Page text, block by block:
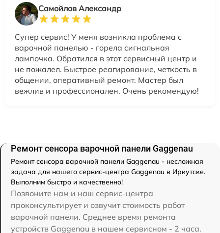
Самойлов Александр
Супер сервис! У меня возникла проблема с
варочной панелью - горела сигнальная
лампочка. Обратился в этот сервисный центр и
не пожалел. Быстрое реагирование, четкость в
общении, оперативный ремонт. Мастер был
вежлив и профессионален. Очень рекомендую!
Ремонт сенсора варочной панели Gaggenau
Ремонт сенсора варочной панели Gaggenau - несложная
задача для нашего сервис-центра Gaggenau в Иркутске.
Выполним быстро и качественно!
Позвоните нам и наш сервис-центра
проконсультирует и озвучит стоимость работ
варочной панели. Среднее время ремонта
устройств Gaggenau в нашем сервисном - 2 часа.